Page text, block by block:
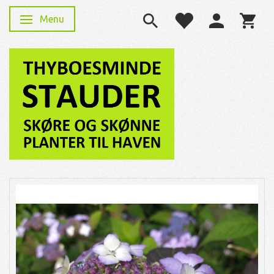
Skifte navigation
Menu